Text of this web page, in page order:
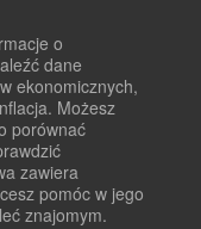
o
dane
ekonomicznych,
Możesz
porównać
zawiera
pomóc w jego
znajomym.